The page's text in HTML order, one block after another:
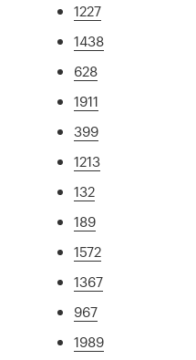
1227
1438
628
1911
399
1213
132
189
1572
1367
967
1989